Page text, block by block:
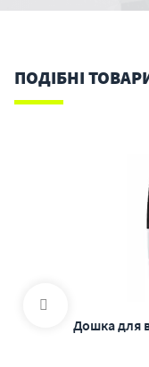
ПОДІБНІ
Дошка для